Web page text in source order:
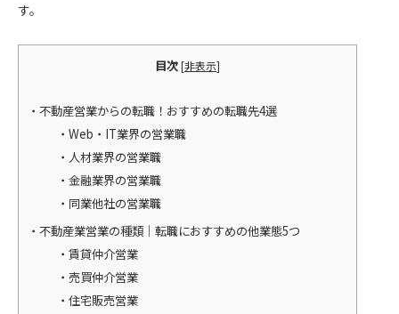
す。
目次[非表示]
不動産営業からの転職！おすすめの転職先4選
Web・IT業界の営業職
人材業界の営業職
金融業界の営業職
同業他社の営業職
不動産業営業の種類｜転職におすすめの他業態5つ
賃貸仲介営業
売買仲介営業
住宅販売営業